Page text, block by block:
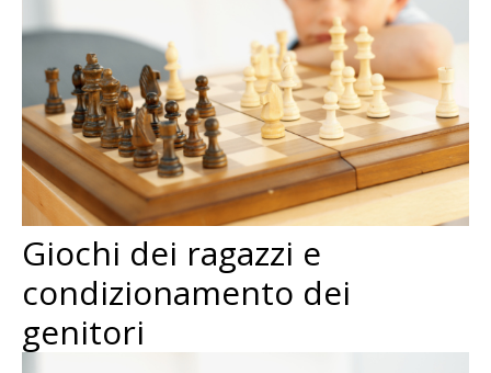
Giochi dei ragazzi e
condizionamento dei
genitori